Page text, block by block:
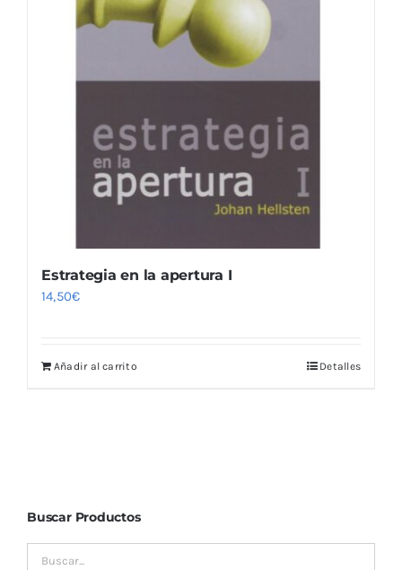
Estrategia en la apertura I
14,50€
Añadir al carrito Detalles
Buscar Productos